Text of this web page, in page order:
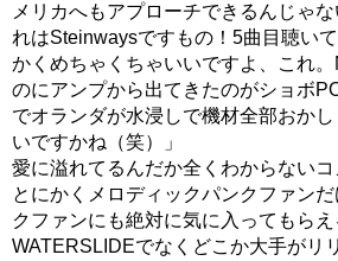
メリカへもアプローチできるんじゃ
れはSteinwaysですもの！5曲目聴い
かくめちゃくちゃいいですよ、これ
のにアンプから出てきたのがショボ
でオランダが水浸しで機材全部おか
いですかね（笑）」
愛に溢れてるんだか全くわからないコ
とにかくメロディックパンクファン
クファンにも絶対に気に入ってもらえ
WATERSLIDEでなくどこか大手がリ